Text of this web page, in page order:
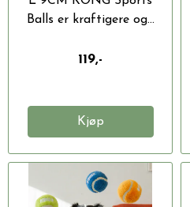
Balls er kraftigere og...
119,-
Kjøp